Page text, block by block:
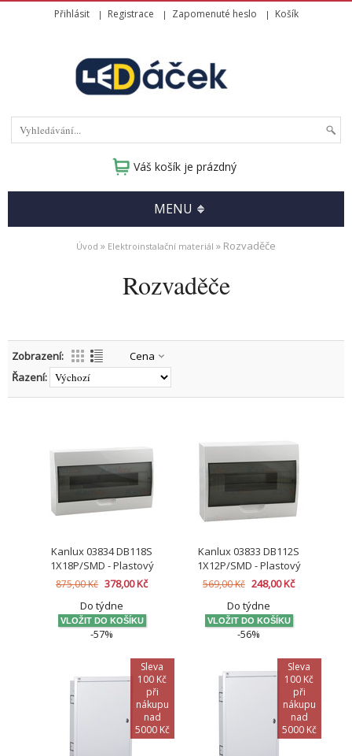
Přihlásit Registrace Zapomenuté heslo Košík
Váš košík je prázdný
MENU
Úvod » Elektroinstalační materiál » Rozvaděče
Rozvaděče
Zobrazení:
Cena
Řazení:
Kanlux 03834 DB118S
1X18P/SMD - Plastový
rozváděč
875,00 Kč 378,00 Kč
Do týdne
-57%
Kanlux 03833 DB112S
1X12P/SMD - Plastový
rozváděč - Rozvodná
569,00 Kč 248,00 Kč
Do týdne
-56%
Sleva
100 Kč
při
nákupu
nad
5000 Kč
Sleva
100 Kč
při
nákupu
nad
5000 Kč